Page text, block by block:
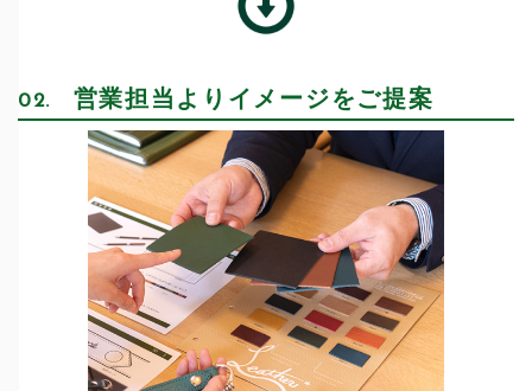
02. 営業担当よりイメージをご提案